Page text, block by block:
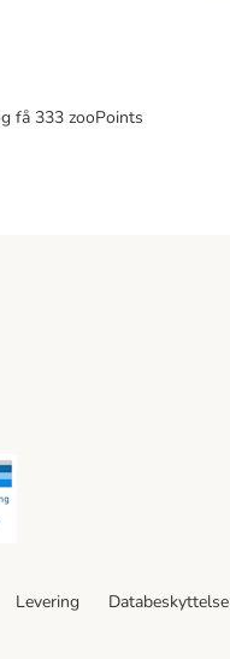
få 333 zooPoints
Levering Databeskyttelse